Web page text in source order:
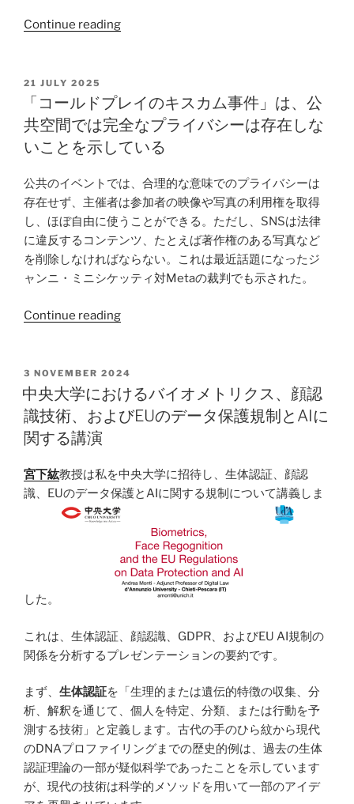
Continue reading“私
た
本”
POSTED
ON
21 JULY 2025
「コールドプレイのキスカム事件」は、公
共空間では完全なプライバシーは存在しな
いことを示している
公共のイベントでは、合理的な意味でのプライバシーは
存在せず、主催者は参加者の映像や写真の利用権を取得
し、ほぼ自由に使うことができる。ただし、SNSは法律
に違反するコンテンツ、たとえば著作権のある写真など
を削除しなければならない。これは最近話題になったジ
ャンニ・ミニシケッティ対Metaの裁判でも示された。
Continue reading“「コ
ド
プ
レ
イ
キ
ス
件」
は、
空
間
は
完
全
な
プ
ラ
POSTED
ON
3 NOVEMBER 2024
中央大学におけるバイオメトリクス、顔認
識技術、およびEUのデータ保護規制とAIに
関する講演
宮下紘教授は私を中央大学に招待し、生体認証、顔認
識、EUのデータ保護とAIに関する規制について講義しま
した。
これは、生体認証、顔認識、GDPR、およびEU AI規制の
関係を分析するプレゼンテーションの要約です。
まず、 生体認証を「生理的または遺伝的特徴の収集、分
析、解釈を通じて、個人を特定、分類、または行動を予
測する技術」と定義します。古代の手のひら紋から現代
のDNAプロファイリングまでの歴史的例は、過去の生体
認証理論の一部が疑似科学であったことを示しています
が、現代の技術は科学的メソッドを用いて一部のアイデ